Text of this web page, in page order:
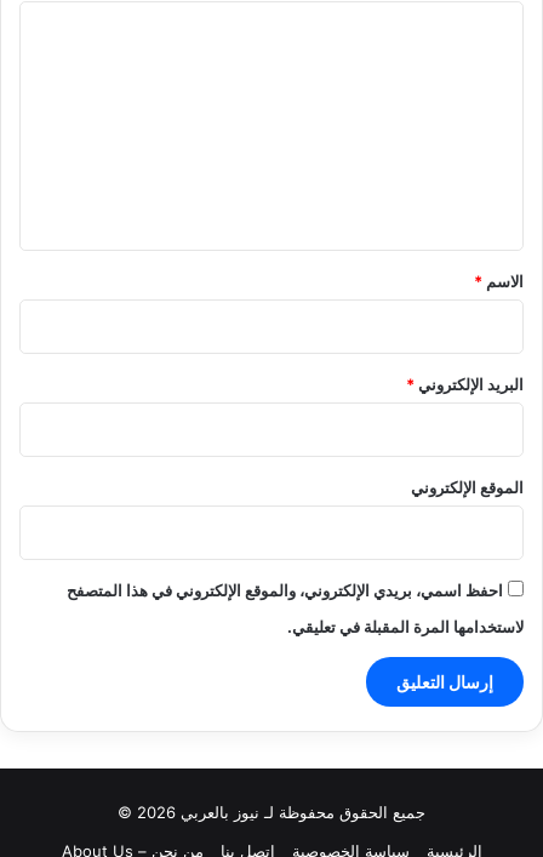
*
الاسم *
البريد الإلكتروني*
الموقع الإلكتروني
احفظ اسمي، بريدي الإلكتروني، والموقع الإلكتروني في هذا المتصفح
لاستخدامها المرة المقبلة في تعليقي.
جميع الحقوق محفوظة لـ نيوز بالعربي 2026 ©
الرئيسية
سياسة الخصوصية اتصل بنا من نحن – About Us